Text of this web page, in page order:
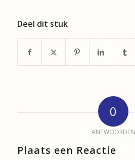
Deel dit stuk
0
ANTWOORDEN
Plaats een Reactie